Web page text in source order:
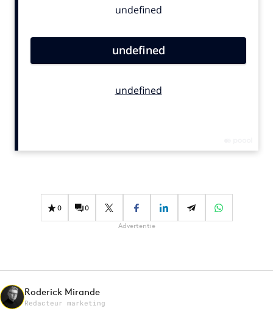
Contentmarketing
Effectiviteit
Gedragsverandering
Martech
Media
Merkstrategie
0 0
Advertentie
Roderick Mirande
Redacteur marketing